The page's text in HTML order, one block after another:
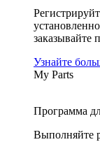
заказывайте
Узнайте
My Parts
Программа
Выполняйте